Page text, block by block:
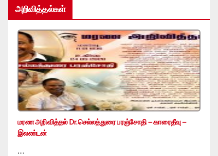
அறிவித்தல்கள்
மரண அறிவித்தல் Dr.செல்லத்துரை பரஞ்சோதி – காரைதீவு –
இலண்டன்
…